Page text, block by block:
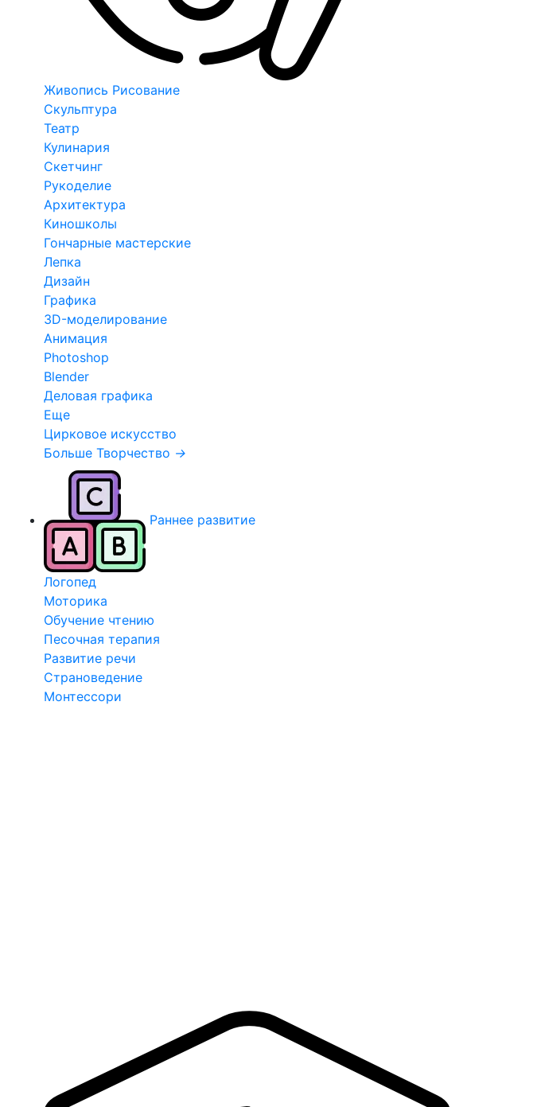
Живопись Рисование
Скульптура
Театр
Кулинария
Скетчинг
Рукоделие
Архитектура
Киношколы
Гончарные мастерские
Лепка
Дизайн
Графика
3D-моделирование
Анимация
Photoshop
Blender
Деловая графика
Еще
Цирковое искусство
Больше Творчество →
Раннее развитие
Логопед
Моторика
Обучение чтению
Песочная терапия
Развитие речи
Страноведение
Монтессори